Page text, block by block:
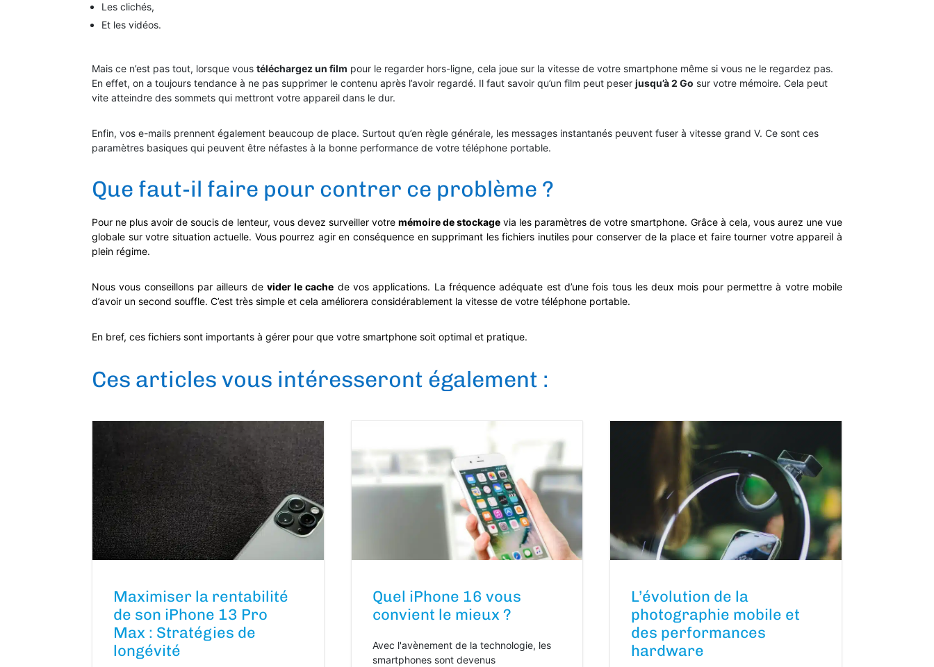
Les clichés,
Et les vidéos.
Mais ce n’est pas tout, lorsque vous téléchargez un film pour le regarder hors-ligne, cela joue sur la vitesse de votre smartphone même si vous ne le regardez pas.
En effet, on a toujours tendance à ne pas supprimer le contenu après l’avoir regardé. Il faut savoir qu’un film peut peser jusqu’à 2 Go sur votre mémoire. Cela peut
vite atteindre des sommets qui mettront votre appareil dans le dur.
Enfin, vos e-mails prennent également beaucoup de place. Surtout qu’en règle générale, les messages instantanés peuvent fuser à vitesse grand V. Ce sont ces
paramètres basiques qui peuvent être néfastes à la bonne performance de votre téléphone portable.
Que faut-il faire pour contrer ce problème ?
Pour ne plus avoir de soucis de lenteur, vous devez surveiller votre mémoire de stockage via les paramètres de votre smartphone. Grâce à cela, vous aurez une vue
globale sur votre situation actuelle. Vous pourrez agir en conséquence en supprimant les fichiers inutiles pour conserver de la place et faire tourner votre appareil à
plein régime.
Nous vous conseillons par ailleurs de vider le cache de vos applications. La fréquence adéquate est d’une fois tous les deux mois pour permettre à votre mobile
d’avoir un second souffle. C’est très simple et cela améliorera considérablement la vitesse de votre téléphone portable.
En bref, ces fichiers sont importants à gérer pour que votre smartphone soit optimal et pratique.
Ces articles vous intéresseront également :
Maximiser la rentabilité
de son iPhone 13 Pro
Max : Stratégies de
longévité
Quel iPhone 16 vous
convient le mieux ?
Avec l'avènement de la technologie, les
smartphones sont devenus
L’évolution de la
photographie mobile et
des performances
hardware